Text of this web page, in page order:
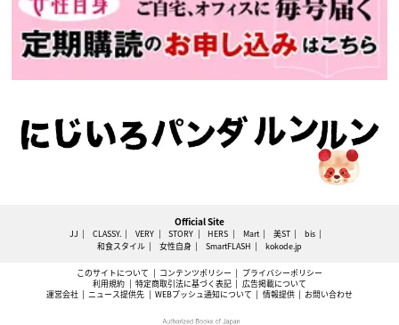
Official Site
JJ CLASSY. VERY STORY HERS Mart 美ST
bis
和食スタイル
女性自身 SmartFLASH kokode.jp
このサイトについて コンテンツポリシー
プライバシーポリシー
利用規約
特定商取引法に基づく表記
広告掲載について
運営会社
ニュース提供先 WEBプッシュ通知について 情報提供 お問い合わせ